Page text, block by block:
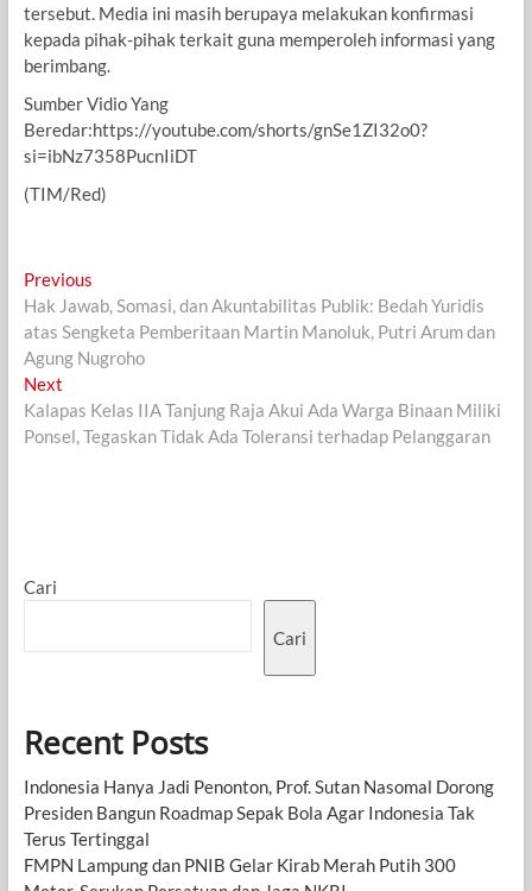
tersebut. Media ini masih berupaya melakukan konfirmasi
kepada pihak-pihak terkait guna memperoleh informasi yang
berimbang.
Sumber Vidio Yang
Beredar:https://youtube.com/shorts/gnSe1ZI32o0?
si=ibNz7358PucnIiDT
(TIM/Red)
Navigasi
pos
PreviousPrevious
post:
Hak Jawab, Somasi, dan Akuntabilitas Publik: Bedah Yuridis
atas Sengketa Pemberitaan Martin Manoluk, Putri Arum dan
Agung Nugroho
NextNext
post:
Kalapas Kelas IIA Tanjung Raja Akui Ada Warga Binaan Miliki
Ponsel, Tegaskan Tidak Ada Toleransi terhadap Pelanggaran
Cari
Cari
Recent Posts
Indonesia Hanya Jadi Penonton, Prof. Sutan Nasomal Dorong
Presiden Bangun Roadmap Sepak Bola Agar Indonesia Tak
Terus Tertinggal
FMPN Lampung dan PNIB Gelar Kirab Merah Putih 300